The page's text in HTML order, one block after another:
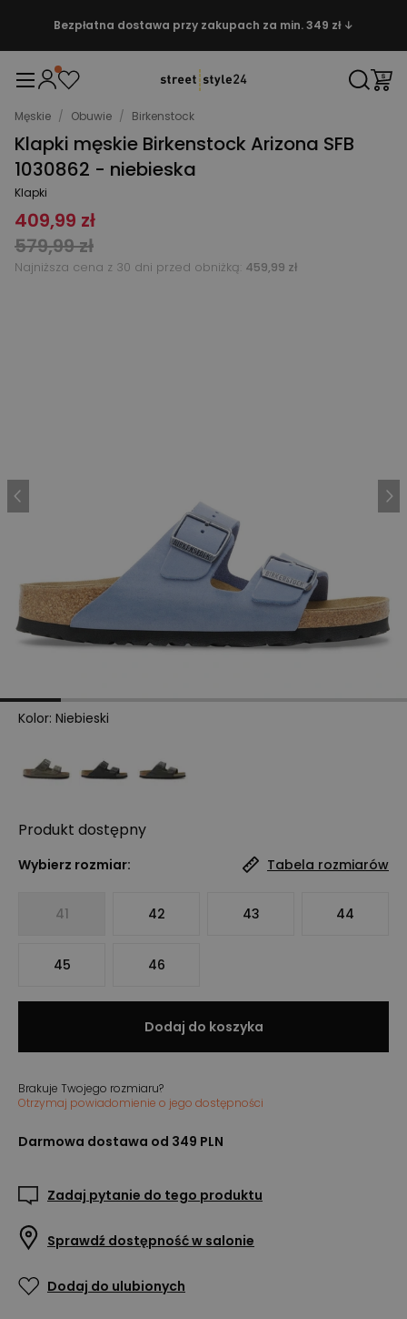
Bezpłatna dostawa przy zakupach za min. 349 zł ↓
Męskie / Obuwie / Birkenstock
Klapki męskie Birkenstock Arizona SFB
1030862 - niebieska
Klapki
409,99 zł
579,99 zł
Najniższa cena z 30 dni przed obniżką: 459,99 zł
Kolor: Niebieski
Produkt dostępny
Wybierz rozmiar: Tabela rozmiarów
41 42 43 44
45 46
Dodaj do koszyka
Brakuje Twojego rozmiaru?
Otrzymaj powiadomienie o jego dostępności
Darmowa dostawa od 349 PLN
Zadaj pytanie do tego produktu
Sprawdź dostępność w salonie
Dodaj do ulubionych